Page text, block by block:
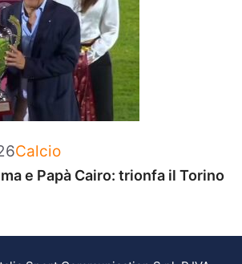
Categorie
Calcio
e Papà Cairo: trionfa il Torino